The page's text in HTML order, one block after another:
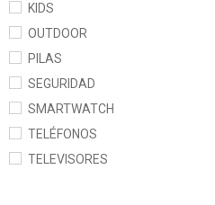
KIDS
OUTDOOR
PILAS
SEGURIDAD
SMARTWATCH
TELÉFONOS
TELEVISORES